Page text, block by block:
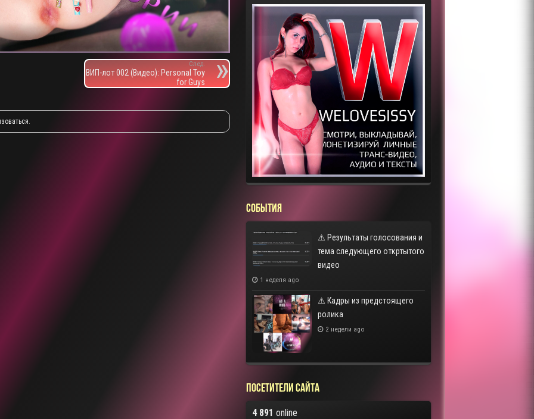
След.
ВИП-лот 002 (Видео): Personal Toy
for Guys
СОБЫТИЯ
⚠️ Результаты голосования и
тема следующего откртытого
видео
1 неделя ago
⚠️ Кадры из предстоящего
ролика
2 недели ago
Посетители сайта
4 891 online